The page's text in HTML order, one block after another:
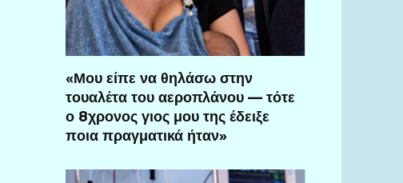
«Μου είπε να θηλάσω στην
τουαλέτα του αεροπλάνου — τότε
ο 8χρονος γιος μου της έδειξε
ποια πραγματικά ήταν»